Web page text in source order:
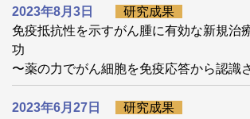
2023年8月3日
研究成果
免疫抵抗性を示すがん腫に有効な新規治
功
〜薬の力でがん細胞を免疫応答から認識
2023年6月27日
研究成果